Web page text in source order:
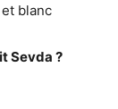
blanc
Sevda ?